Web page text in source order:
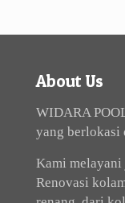
About Us
WIDARA
yang berlokasi
Kami melayani
Renovasi